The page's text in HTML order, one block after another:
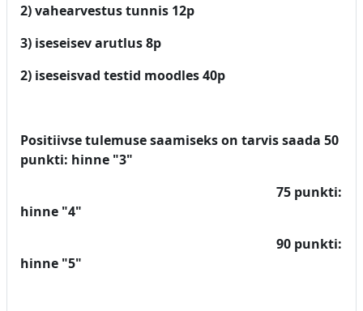
2) vahearvestus tunnis 12p
3) iseseisev arutlus 8p
2) iseseisvad testid moodles 40p
Positiivse tulemuse saamiseks on tarvis saada 50
punkti: hinne "3"
75 punkti:
hinne "4"
90 punkti:
hinne "5"